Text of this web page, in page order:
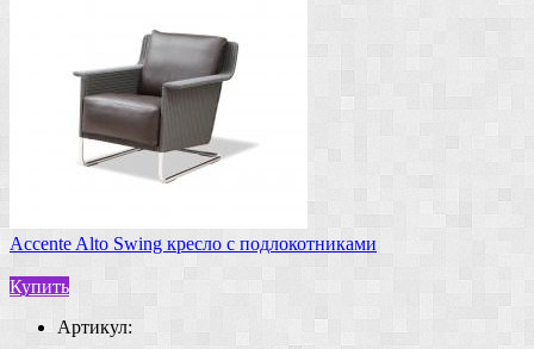
Accente Alto Swing кресло с подлокотниками
Купить
Артикул: